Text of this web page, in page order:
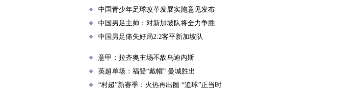
中国青少年足球改革发展实施意见发布
中国男足主帅：对新加坡队将全力争胜
中国男足痛失好局2:2客平新加坡队
意甲：拉齐奥主场不敌乌迪内斯
英超单场：福登“戴帽” 曼城胜出
“村超”新赛季：火热再出圈 “追球”正当时